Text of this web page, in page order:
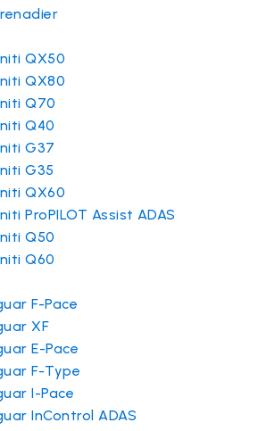
QX50
QX80
Q70
Q40
G37
G35
QX60
ProPILOT Assist ADAS
Q50
Q60
F-Pace
XF
E-Pace
F-Type
I-Pace
InControl ADAS